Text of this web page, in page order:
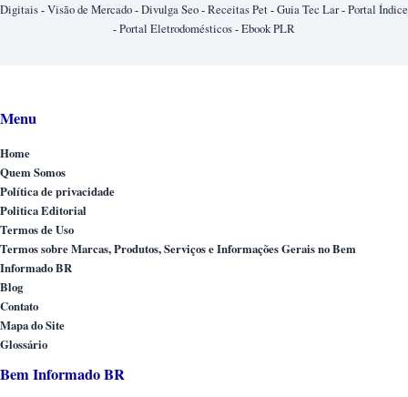
Digitais-Visão de Mercado-Divulga Seo-Receitas Pet-Guia Tec Lar-Portal Índice
-Portal Eletrodomésticos-Ebook PLR
Menu
Home
Quem Somos
Política de privacidade
Politica Editorial
Termos de Uso
Termos sobre Marcas, Produtos, Serviços e Informações Gerais no Bem
Informado BR
Blog
Contato
Mapa do Site
Glossário
Bem Informado BR